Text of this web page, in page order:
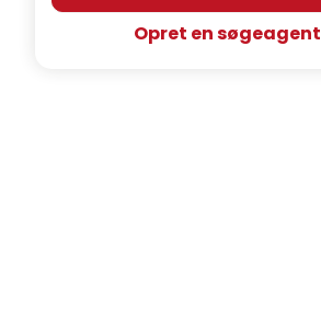
Opret en søgeagent